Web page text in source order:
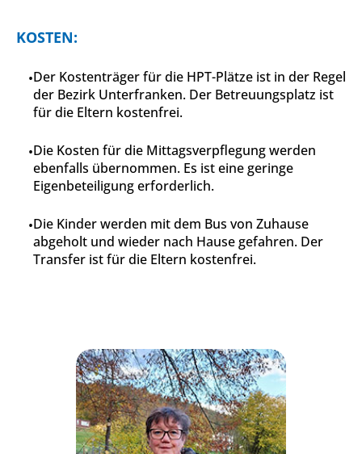
KOSTEN:
Der Kostenträger für die HPT-Plätze ist in der Regel
der Bezirk Unterfranken. Der Betreuungsplatz ist
für die Eltern kostenfrei.
Die Kosten für die Mittagsverpflegung werden
ebenfalls übernommen. Es ist eine geringe
Eigenbeteiligung erforderlich.
Die Kinder werden mit dem Bus von Zuhause
abgeholt und wieder nach Hause gefahren. Der
Transfer ist für die Eltern kostenfrei.